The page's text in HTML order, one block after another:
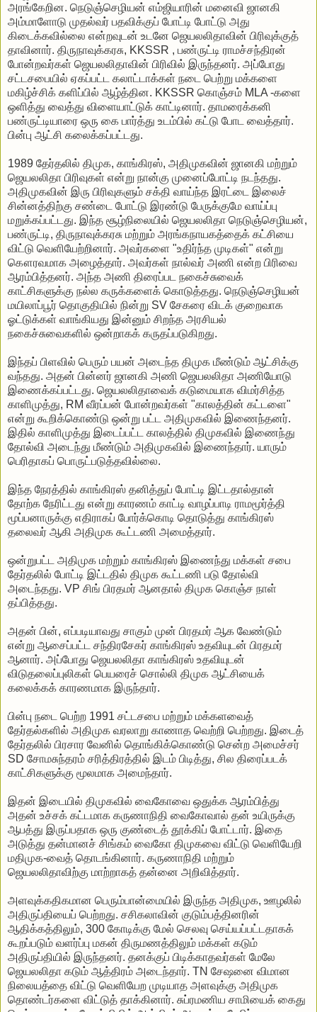
அரங்கேறின. நெடுஞ்செழியன் எம்ஜியாரின் மனைவி ஜானகி
அம்மாளோடு முதல்வர் பதவிக்குப் போட்டி போட்டு அது
கிடைக்கவில்லை என்றவுடன் உடனே ஜெயலலிதாவின் பிரிவுக்குத்
தாவினார். திருநாவுக்கரசு, KKSSR , பண்ருட்டி ராமச்சந்திரன்
போன்றவர்கள் ஜெயலலிதாவின் பிரிவில் இருந்தனர். அப்போது
சட்டசபையில் ஏகப்பட்ட கலாட்டாக்கள் நடை பெற்று மக்களை
மகிழ்ச்சிக் களிப்பில் ஆழ்த்தின. KKSSR கொஞ்சம் MLA -களை
ஒளித்து வைத்து விளையாட்டுக் காட்டினார். தாமரைக்கனி
பண்ருட்டியாரை ஒரு கை பார்த்து உடம்பில் கட்டு போட வைத்தார்.
பின்பு ஆட்சி கலைக்கப்பட்டது.
1989 தேர்தலில் திமுக, காங்கிரஸ், அதிமுகவின் ஜானகி மற்றும்
ஜெயலலிதா பிரிவுகள் என்று நான்கு முனைப்போட்டி நடந்தது.
அதிமுகவின் இரு பிரிவுகளும் சக்தி வாய்ந்த இரட்டை இலைச்
சின்னத்திற்கு சண்டை போட்டு இரண்டு பேருக்குமே வாய்ப்பு
மறுக்கப்பட்டது. இந்த சூழ்நிலையில் ஜெயலலிதா நெடுஞ்செழியன்,
பண்ருட்டி, திருநாவுக்கரசு மற்றும் அரங்கநாயகத்தைக் கட்சியை
விட்டு வெளியேற்றினார். அவர்களை "உதிர்ந்த முடிகள்" என்று
கௌரவமாக அழைத்தார். அவர்கள் நால்வர் அணி என்ற பிரிவை
ஆரம்பித்தனர். அந்த அணி திரைப்பட நகைச்சுவைக்
காட்சிகளுக்கு நல்ல கருக்களைக் கொடுத்தது. நெடுஞ்செழியன்
மயிலாப்பூர் தொகுதியில் நின்று SV சேகரை விடக் குறைவாக
ஓட்டுக்கள் வாங்கியது இன்னும் சிறந்த அரசியல்
நகைச்சுவைகளில் ஒன்றாகக் கருதப்படுகிறது.
இந்தப் பிளவில் பெரும் பயன் அடைந்த திமுக மீண்டும் ஆட்சிக்கு
வந்தது. அதன் பின்னர் ஜானகி அணி ஜெயலலிதா அணியோடு
இணைக்கப்பட்டது. ஜெயலலிதாவைக் கடுமையாக விமர்சித்த
காளிமுத்து, RM வீரப்பன் போன்றவர்கள் "காலத்தின் கட்டளை"
என்று கூறிக்கொண்டு ஒன்று பட்ட அதிமுகவில் இணைந்தனர்.
இதில் காளிமுத்து இடைப்பட்ட காலத்தில் திமுகவில் இணைந்து
தோல்வி அடைந்து மீண்டும் அதிமுகவில் இணைந்தார். யாரும்
பெரிதாகப் பொருட்படுத்தவில்லை.
இந்த நேரத்தில் காங்கிரஸ் தனித்துப் போட்டி இட்டதால்தான்
தோற்க நேரிட்டது என்று காரணம் காட்டி வாழப்பாடி ராமமூர்த்தி
மூப்பனாருக்கு எதிராகப் போர்க்கொடி தொடுத்து காங்கிரஸ்
தலைவர் ஆகி அதிமுக கூட்டணி அமைத்தார்.
ஒன்றுபட்ட அதிமுக மற்றும் காங்கிரஸ் இணைந்து மக்கள் சபை
தேர்தலில் போட்டி இட்டதில் திமுக கூட்டணி படு தோல்வி
அடைந்தது. VP சிங் பிரதமர் ஆனதால் திமுக கொஞ்ச நாள்
தப்பித்தது.
அதன் பின், எப்படியாவது சாகும் முன் பிரதமர் ஆக வேண்டும்
என்று ஆசைப்பட்ட சந்திரசேகர் காங்கிரஸ் உதவியுடன் பிரதமர்
ஆனார். அப்போது ஜெயலலிதா காங்கிரஸ் உதவியுடன்
விடுதலைப்புலிகள் பெயரைச் சொல்லி திமுக ஆட்சியைக்
கலைக்கக் காரணமாக இருந்தார்.
பின்பு நடை பெற்ற 1991 சட்டசபை மற்றும் மக்களவைத்
தேர்தல்களில் அதிமுக வரலாறு காணாத வெற்றி பெற்றது. இடைத்
தேர்தலில் பிரசார வேனில் தொங்கிக்கொண்டு சென்ற அமைச்சர்
SD சோமசுந்தரம் சரித்திரத்தில் இடம் பிடித்து, சில திரைப்படக்
காட்சிகளுக்கு மூலமாக அமைந்தார்.
இதன் இடையில் திமுகவில் வைகோவை ஒதுக்க ஆரம்பித்து
அதன் உச்சக் கட்டமாக கருணாநிதி வைகோவால் தன் உயிருக்கு
ஆபத்து இருப்பதாக ஒரு குண்டைத் தூக்கிப் போட்டார். இதை
அடுத்து தன்மானச் சிங்கம் வைகோ திமுகவை விட்டு வெளியேறி
மதிமுக-வைத் தொடங்கினார். கருணாநிதி மற்றும்
ஜெயலலிதாவிற்கு மாற்றாகத் தன்னை அறிவித்தார்.
அளவுக்கதிகமான பெரும்பான்மையில் இருந்த அதிமுக, ஊழலில்
அதிருப்தியைப் பெற்றது. சசிகலாவின் குடும்பத்தினரின்
ஆதிக்கத்திலும், 300 கோடிக்கு மேல் செலவு செய்யப்பட்டதாகக்
கூறப்படும் வளர்ப்பு மகன் திருமணத்திலும் மக்கள் கடும்
அதிருப்தியில் இருந்தனர். தனக்குப் பிடிக்காதவர்கள் மேலே
ஜெயலலிதா கடும் ஆத்திரம் அடைந்தார். TN சேஷனை விமான
நிலையத்தை விட்டு வெளியேற முடியாத அளவுக்கு அதிமுக
தொண்டர்களை விட்டுத் தாக்கினார். சுப்ரமணிய சாமியைக் கைது